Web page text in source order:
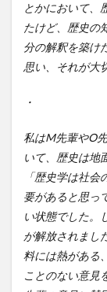
とかにおいて、
たけど、歴史の
分の解釈を築け
思い、それが大
・
私はM先輩やO
いて、歴史は地
「歴史学は社
要があると思っ
い状態でした。
が解放されまし
料には熱がある
ことのない意見